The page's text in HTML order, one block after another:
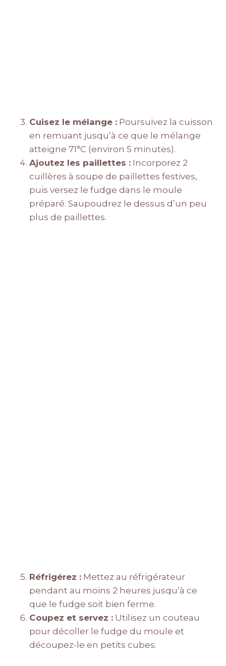
Cuisez le mélange : Poursuivez la cuisson
en remuant jusqu’à ce que le mélange
atteigne 71°C (environ 5 minutes).
Ajoutez les paillettes : Incorporez 2
cuillères à soupe de paillettes festives,
puis versez le fudge dans le moule
préparé. Saupoudrez le dessus d’un peu
plus de paillettes.
Réfrigérez : Mettez au réfrigérateur
pendant au moins 2 heures jusqu’à ce
que le fudge soit bien ferme.
Coupez et servez : Utilisez un couteau
pour décoller le fudge du moule et
découpez-le en petits cubes.